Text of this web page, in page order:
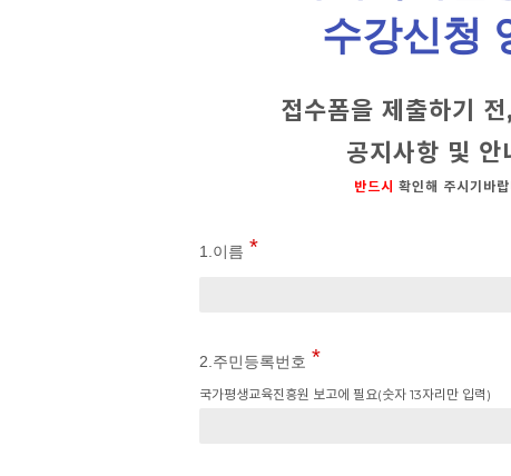
수강신청
접수폼을 제출하기
공지사항 및 안
반드시 확인해 주시기바
1.이름
2.주민등록번호
국가평생교육진흥원 보고에 필요(숫자 13자리만 입력)